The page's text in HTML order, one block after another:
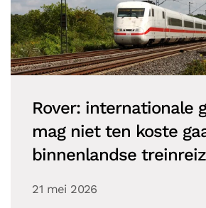
Rover: internationale
mag niet ten koste
binnenlandse
21 mei 2026